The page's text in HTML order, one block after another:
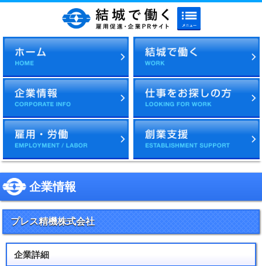
結城で働く 雇用促進・
企業情報
プレス精機株式会社
企業詳細